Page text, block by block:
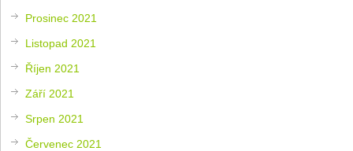
Prosinec 2021
Listopad 2021
Říjen 2021
Září 2021
Srpen 2021
Červenec 2021